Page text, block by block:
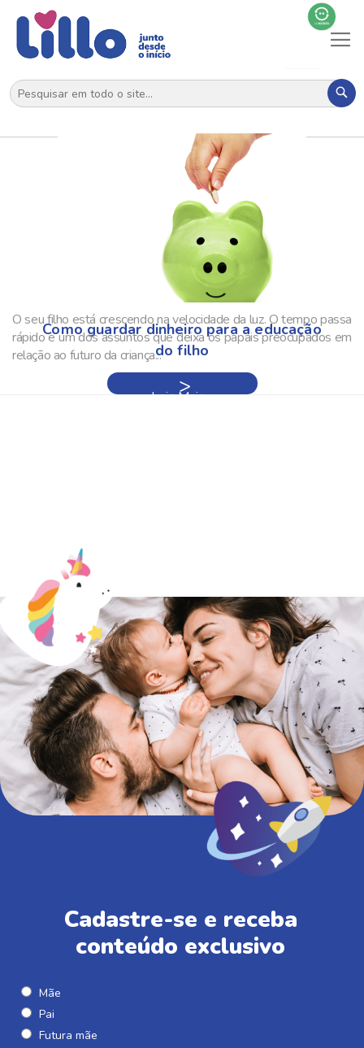
Como guardar dinheiro para a educação
do filho
O seu filho está crescendo na velocidade da luz. O tempo passa
rápido e um dos assuntos que deixa os papais preocupados em
relação ao futuro da criança...
Leia Mais »
Cadastre-se e receba
conteúdo exclusivo
Mãe
Pai
Futura mãe